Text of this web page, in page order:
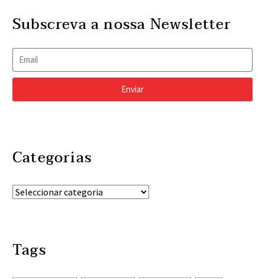
Subscreva a nossa Newsletter
Enviar
Categorias
Tags